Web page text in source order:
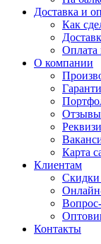
Доставка и
Как
Оплата
О компании
Отзывы
Карта
Клиентам
Скидки
Контакты